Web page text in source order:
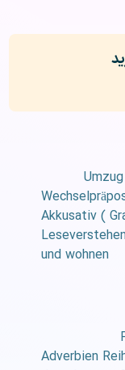
–
Akkusativ (
–
und wohnen
– Adverbien